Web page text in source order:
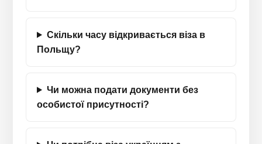
Скільки часу відкривається віза в
Польщу?
Чи можна подати документи без
особистої присутності?